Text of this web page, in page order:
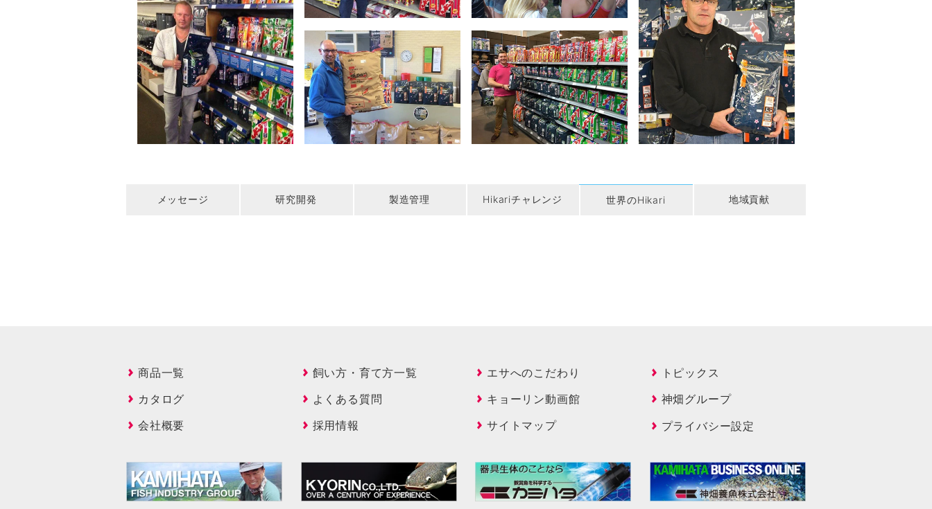
メッセージ 研究開発 製造管理 Hikariチャレンジ 世界のHikari 地域貢献
商品一覧 飼い方・育て方一覧 エサへのこだわり
トピックス
カタログ
よくある質問 キョーリン動画館
神畑グループ
会社概要
採用情報 サイトマップ プライバシー設定